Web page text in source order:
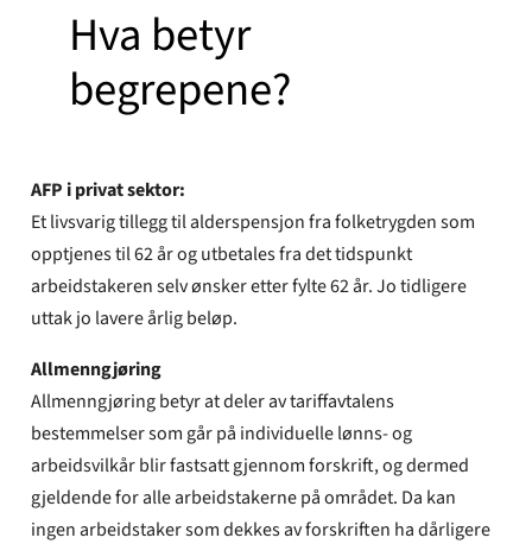
Hva betyr
begrepene?
AFP i privat sektor:
Et livsvarig tillegg til alderspensjon fra folketrygden som
opptjenes til 62 år og utbetales fra det tidspunkt
arbeidstakeren selv ønsker etter fylte 62 år. Jo tidligere
uttak jo lavere årlig beløp.
Allmenngjøring
Allmenngjøring betyr at deler av tariffavtalens
bestemmelser som går på individuelle lønns- og
arbeidsvilkår blir fastsatt gjennom forskrift, og dermed
gjeldende for alle arbeidstakerne på området. Da kan
ingen arbeidstaker som dekkes av forskriften ha dårligere